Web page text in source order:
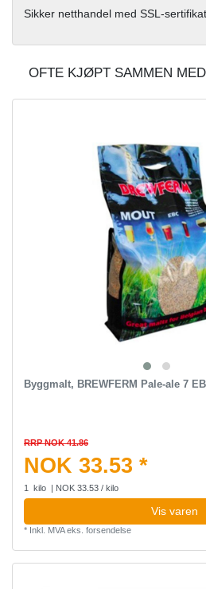
Sikker netthandel med SSL-sertifikat.
OFTE KJØPT SAMMEN
Byggmalt, BREWFERM Pale-ale 7
RRP NOK 41.86
NOK 33.53 *
1 kilo | NOK 33.53 / kilo
Vis varen
* Inkl. MVAeks. forsendelse